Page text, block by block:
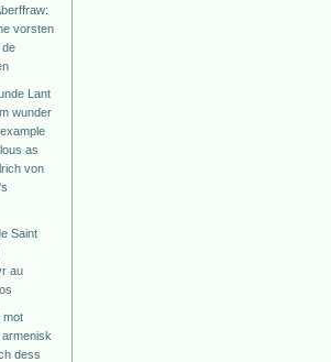
vorsten
de
Lant
wunder
as
von
Saint
au
mot
dess